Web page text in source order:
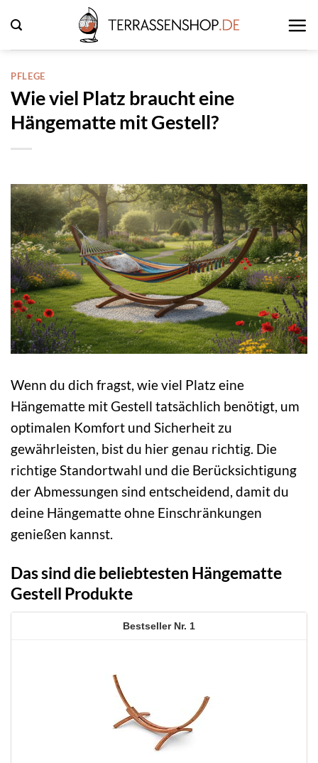
Inhalt
springen
PFLEGE
Wie viel Platz braucht eine
Hängematte mit Gestell?
Wenn du dich fragst, wie viel Platz eine
Hängematte mit Gestell tatsächlich benötigt, um
optimalen Komfort und Sicherheit zu
gewährleisten, bist du hier genau richtig. Die
richtige Standortwahl und die Berücksichtigung
der Abmessungen sind entscheidend, damit du
deine Hängematte ohne Einschränkungen
genießen kannst.
Das sind die beliebtesten Hängematte
Gestell Produkte
1